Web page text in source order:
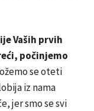
Vaših prvih
počinjemo
se oteti
iz nama
jer smo se svi